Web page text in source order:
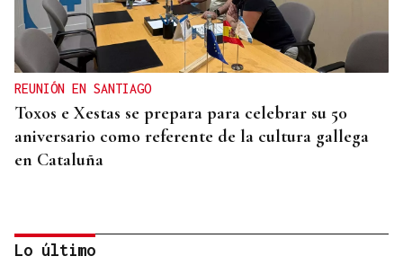
REUNIÓN EN SANTIAGO
Toxos e Xestas se prepara para celebrar su 50
aniversario como referente de la cultura gallega
en Cataluña
Lo último